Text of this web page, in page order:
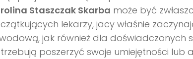
Staszczak Skarba może być
lekarzy, jacy właśnie
jak również dla doświadczonych
poszerzyć swoje umiejętności lub